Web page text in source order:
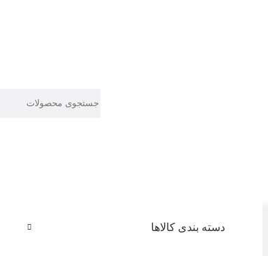
دسته بندی کالاها